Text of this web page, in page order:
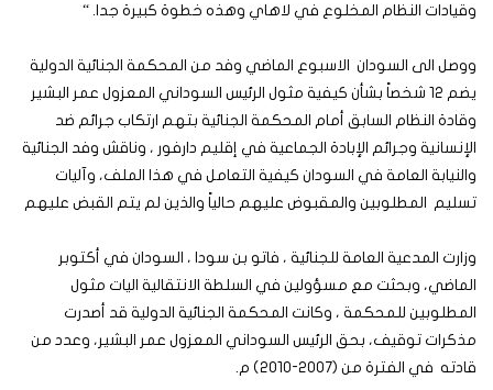
وقيادات النظام المخلوع في لاهاي وهذه خطوة كبيرة جدا. “
ووصل الى السودان الاسبوع الماضي وفد من المحكمة الجنائية الدولية
يضم 12 شخصاً بشأن كيفية مثول الرئيس السوداني المعزول عمر البشير
وقادة النظام السابق أمام المحكمة الجنائية بتهم ارتكاب جرائم ضد
الإنسانية وجرائم الإبادة الجماعية في إقليم دارفور ، وناقش وفد الجنائية
والنيابة العامة في السودان كيفية التعامل في هذا الملف، وآليات
تسليم المطلوبين والمقبوض عليهم حالياً والذين لم يتم القبض عليهم
وزارت المدعية العامة للجنائية ، فاتو بن سودا ، السودان في أكتوبر
الماضي، وبحثت مع مسؤولين في السلطة الانتقالية اليات مثول
المطلوبين للمحكمة ، وكانت المحكمة الجنائية الدولية قد أصدرت
مذكرات توقيف، بحق الرئيس السوداني المعزول عمر البشير، وعدد من
قادته في الفترة من (2007-2010) م.